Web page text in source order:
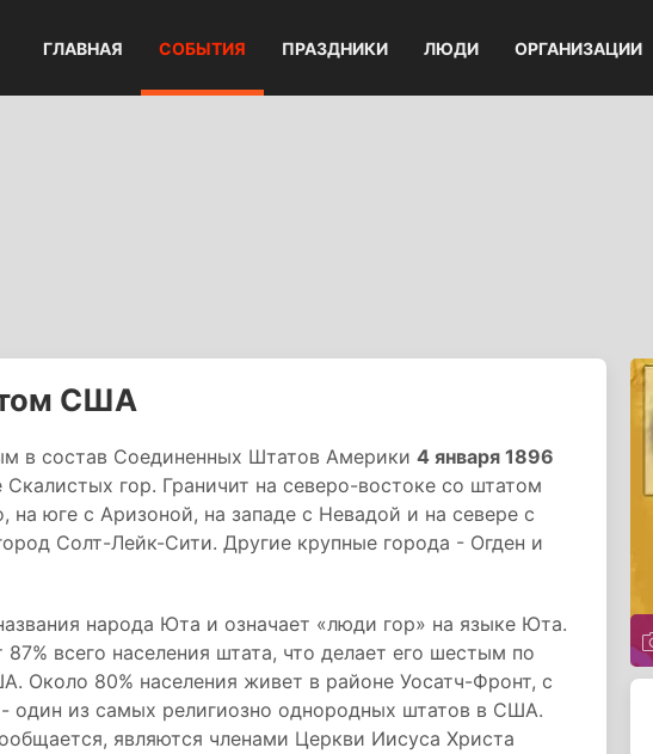
ГЛАВНАЯ СОБЫТИЯ ПРАЗДНИКИ ЛЮДИ ОРГАНИЗАЦИИ
США
в состав Соединенных Штатов Америки 4 января 1896
гор. Граничит на северо-востоке со штатом
на юге с Аризоной, на западе с Невадой и на севере с
Солт-Лейк-Сити. Другие крупные города - Огден и
народа Юта и означает «люди гор» на языке Юта.
всего населения штата, что делает его шестым по
Около 80% населения живет в районе Уосатч-Фронт, с
один из самых религиозно однородных штатов в США.
являются членами Церкви Иисуса Христа